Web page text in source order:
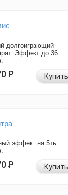
долгоиграющий
Эффект до 36
Р Купить
эффект на 5ть
Р Купить